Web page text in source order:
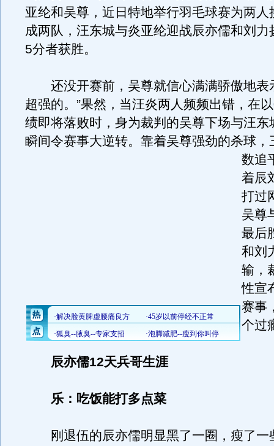
亚纶和吴尊，近日特地举行羽毛球赛为两人
成两队，汪东城与炎亚纶迎战辰亦儒和刘力
5分者获胜。
还没开赛前，吴尊就信心满满骄傲地表
超强的。”果然，当汪炎两人频频出错，在
绩即将落败时，身为裁判的吴尊下场与汪东
瞬间令赛事大逆转。 靠着吴尊强劲的杀球，
数追
着辰
打过
吴尊
最后
和刘
输，
性宣
赛事
个过
辰亦儒12天兵哥生涯
乐：吃饭能打多点菜
刚退伍的辰亦儒明显黑了一圈，瘦了一